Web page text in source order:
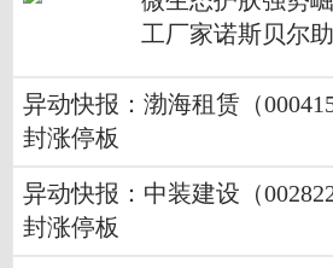
工厂家诺斯贝尔
异动快报：渤海租赁（
封涨停板
异动快报：中装建设（
封涨停板